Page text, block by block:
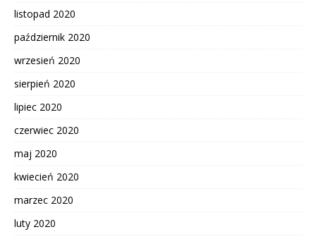
listopad 2020
październik 2020
wrzesień 2020
sierpień 2020
lipiec 2020
czerwiec 2020
maj 2020
kwiecień 2020
marzec 2020
luty 2020